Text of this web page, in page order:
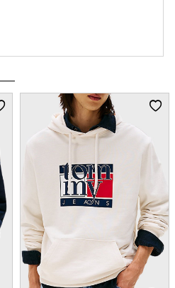
-Saf pamuklu havlu kumaştan
için kalın bir logoya sahiptir.